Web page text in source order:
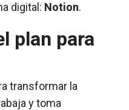
digital: Notion.
plan para
transformar la
y toma